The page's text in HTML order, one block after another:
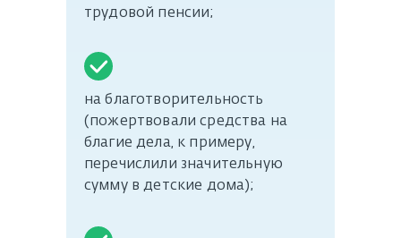
трудовой пенсии;
на благотворительность
(пожертвовали средства на
благие дела, к примеру,
перечислили значительную
сумму в детские дома);